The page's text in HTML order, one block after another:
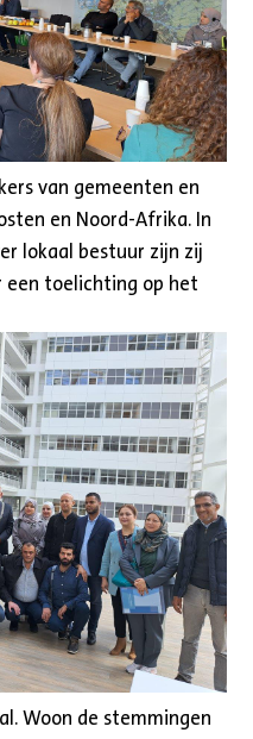
van gemeenten en
en Noord-Afrika. In
lokaal bestuur zijn zij
een toelichting op het
Woon de stemmingen